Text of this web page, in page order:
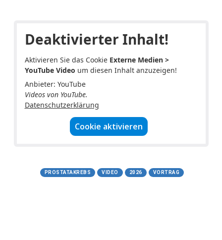
Deaktivierter Inhalt!
Aktivieren Sie das Cookie Externe Medien >
YouTube Video um diesen Inhalt anzuzeigen!
Anbieter: YouTube
Videos von YouTube.
Datenschutzerklärung
Cookie aktivieren
PROSTATAKREBS VIDEO 2026 VORTRAG